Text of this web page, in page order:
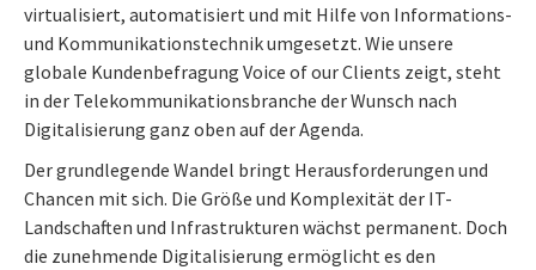
virtualisiert, automatisiert und mit Hilfe von Informations-
und Kommunikationstechnik umgesetzt. Wie unsere
globale Kundenbefragung Voice of our Clients zeigt, steht
in der Telekommunikationsbranche der Wunsch nach
Digitalisierung ganz oben auf der Agenda.
Der grundlegende Wandel bringt Herausforderungen und
Chancen mit sich. Die Größe und Komplexität der IT-
Landschaften und Infrastrukturen wächst permanent. Doch
die zunehmende Digitalisierung ermöglicht es den